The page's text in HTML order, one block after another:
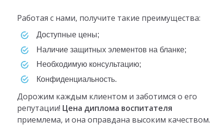
Работая с нами, получите такие преимущества:
доступные цены;
наличие защитных элементов на бланке;
необходимую консультацию;
конфиденциальность.
Дорожим каждым клиентом и заботимся о его
репутации! Цена диплома воспитателя
приемлема, и она оправдана высоким качеством.